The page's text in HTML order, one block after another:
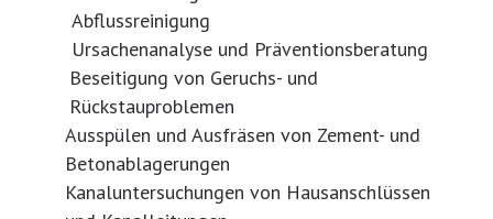
Abflussreinigung
Ursachenanalyse und Präventionsberatung
Beseitigung von Geruchs- und
Rückstauproblemen
Ausspülen und Ausfräsen von Zement- und
Betonablagerungen
Kanaluntersuchungen von Hausanschlüssen